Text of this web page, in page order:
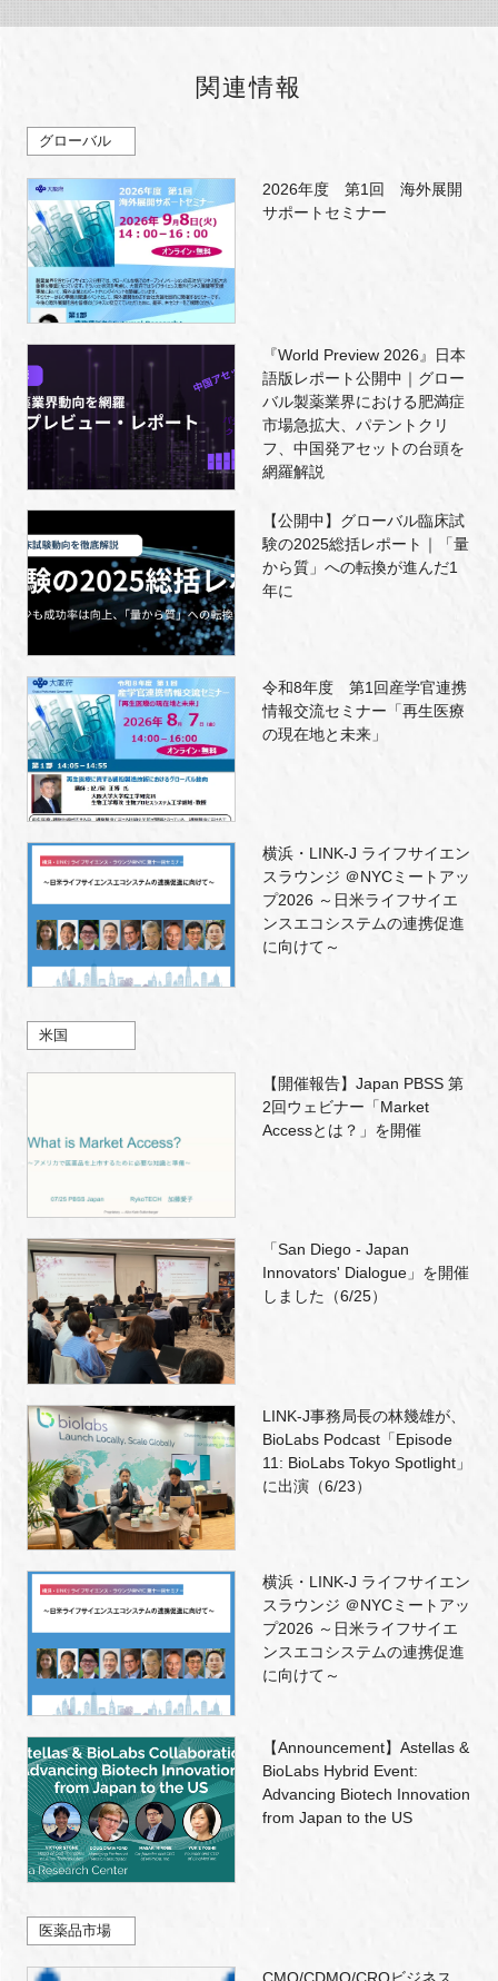
関連情報
グローバル
2026年度 第1回 海外展開
サポートセミナー
『World Preview 2026』日本
語版レポート公開中｜グロー
バル製薬業界における肥満症
市場急拡大、パテントクリ
フ、中国発アセットの台頭を
網羅解説
【公開中】グローバル臨床試
験の2025総括レポート｜「量
から質」への転換が進んだ1
年に
令和8年度 第1回産学官連携
情報交流セミナー「再生医療
の現在地と未来」
横浜・LINK-J ライフサイエン
スラウンジ ＠NYCミートアッ
プ2026 ～日米ライフサイエ
ンスエコシステムの連携促進
に向けて～
米国
【開催報告】Japan PBSS 第
2回ウェビナー「Market
Accessとは？」を開催
「San Diego - Japan
Innovators' Dialogue」を開催
しました（6/25）
LINK-J事務局長の林幾雄が、
BioLabs Podcast「Episode
11: BioLabs Tokyo Spotlight」
に出演（6/23）
横浜・LINK-J ライフサイエン
スラウンジ ＠NYCミートアッ
プ2026 ～日米ライフサイエ
ンスエコシステムの連携促進
に向けて～
【Announcement】Astellas &
BioLabs Hybrid Event:
Advancing Biotech Innovation
from Japan to the US
医薬品市場